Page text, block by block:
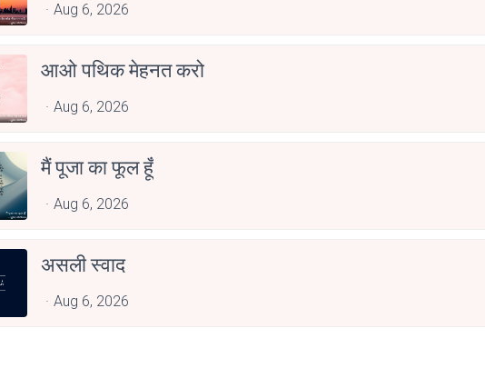
Aug 6, 2026
आओ पथिक मेहनत करो
Aug 6, 2026
मैं पूजा का फूल हूँ
Aug 6, 2026
असली स्वाद
Aug 6, 2026